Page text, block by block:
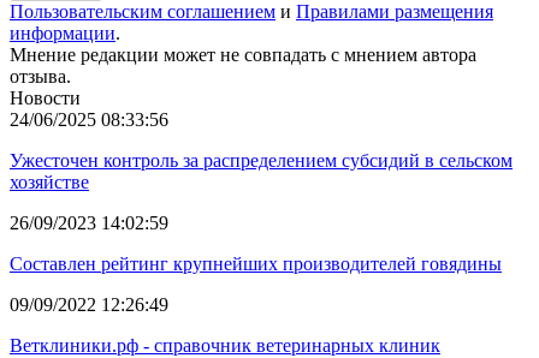
Пользовательским соглашением и Правилами размещения
информации.
Мнение редакции может не совпадать с мнением автора
отзыва.
Новости
24/06/2025 08:33:56
Ужесточен контроль за распределением субсидий в сельском
хозяйстве
26/09/2023 14:02:59
Составлен рейтинг крупнейших производителей говядины
09/09/2022 12:26:49
Ветклиники.рф - справочник ветеринарных клиник